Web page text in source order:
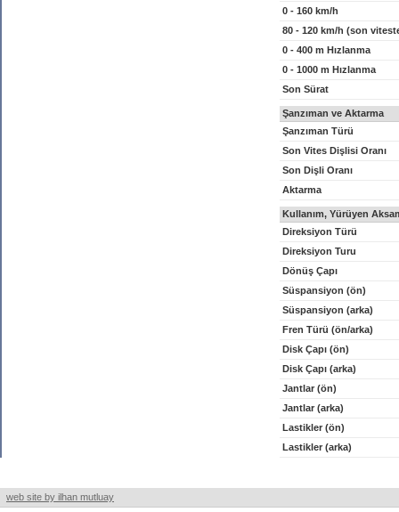
0 - 160 km/h
80 - 120 km/h (son
0 - 400 m Hızlanma
0 - 1000 m Hızlanma
Son Sürat
Şanzıman ve Aktarma
Şanzıman Türü
Son Vites Dişlisi Oranı
Son Dişli Oranı
Aktarma
Kullanım, Yürüyen
Direksiyon Türü
Direksiyon Turu
Dönüş Çapı
Süspansiyon (ön)
Süspansiyon (arka)
Fren Türü (ön/arka)
Disk Çapı (ön)
Disk Çapı (arka)
Jantlar (ön)
Jantlar (arka)
Lastikler (ön)
Lastikler (arka)
web site by ilhan mutluay